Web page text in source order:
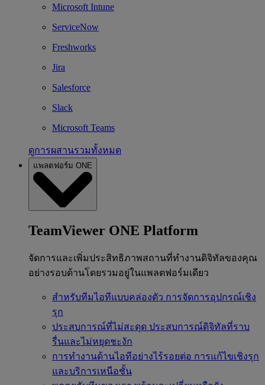
Microsoft Intune
ServiceNow
Freshworks
Jira
Salesforce
Slack
Microsoft Teams
ดูการผสานรวมทั้งหมด
แพลตฟอร์ม ONE
TeamViewer ONE Platform
จัดการและเพิ่มประสิทธิภาพสถานที่ทำงานดิจิทัลของคุณ
อย่างรอบด้านโดยรวมอยู่ในแพลตฟอร์มเดียว
สำหรับทีมไอทีแบบคล่องตัว การจัดการอุปกรณ์เชิง
รุก
ประสบการณ์ที่ไม่สะดุด ประสบการณ์ดิจิทัลที่ราบ
รื่นและไม่หยุดชะงัก
การทำงานด้านไอทีอย่างไร้รอยต่อ การแก้ไขเชิงรุก
และบริการเหนือชั้น